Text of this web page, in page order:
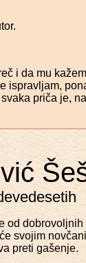
i da mu
ispravljam,
priča je,
od
svojim
preti gašenje.